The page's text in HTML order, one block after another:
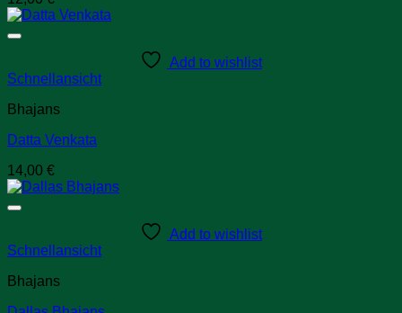
Add to wishlist
Schnellansicht
Bhajans
Datta Venkata
14,00 €
Add to wishlist
Schnellansicht
Bhajans